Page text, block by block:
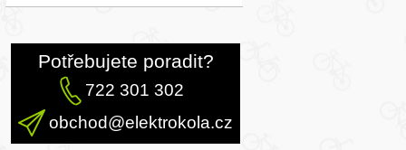
Potřebujete poradit?
722 301 302
obchod@elektrokola.cz